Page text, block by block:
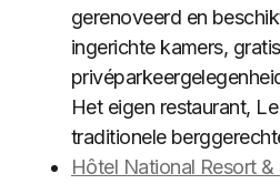
gerenoveerd en
ingerichte kamers,
Het eigen restaurant,
traditionele
Hôtel National Resort &